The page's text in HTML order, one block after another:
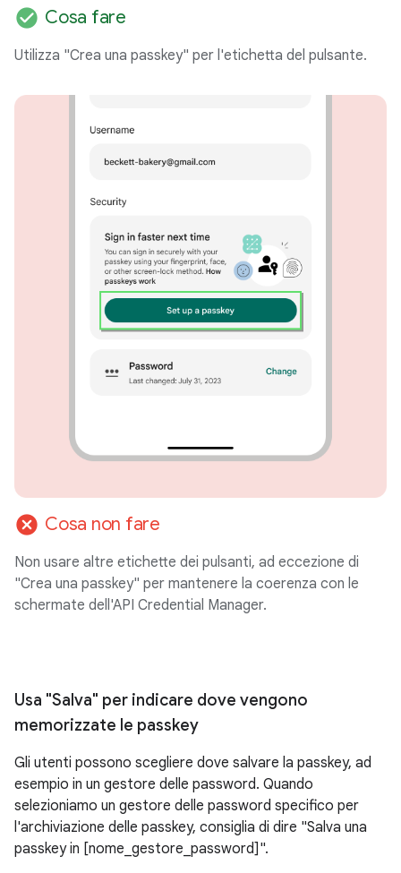
check_circle Cosa fare
Utilizza "Crea una passkey" per l'etichetta del pulsante.
cancel Cosa non fare
Non usare altre etichette dei pulsanti, ad eccezione di
"Crea una passkey" per mantenere la coerenza con le
schermate dell'API Credential Manager.
Usa "Salva" per indicare dove vengono
memorizzate le passkey
Gli utenti possono scegliere dove salvare la passkey, ad
esempio in un gestore delle password. Quando
selezioniamo un gestore delle password specifico per
l'archiviazione delle passkey, consiglia di dire "Salva una
passkey in [nome_gestore_password]".